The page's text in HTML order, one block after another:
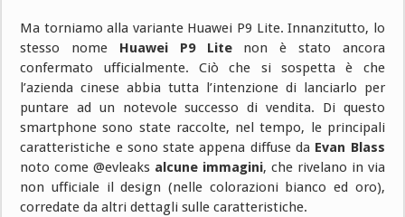
Ma torniamo alla variante Huawei P9 Lite. Innanzitutto, lo
stesso nome Huawei P9 Litenon è stato ancora
confermato ufficialmente. Ciò che si sospetta è che
l’azienda cinese abbia tutta l’intenzione di lanciarlo per
puntare ad un notevole successo di vendita. Di questo
smartphone sono state raccolte, nel tempo, le principali
caratteristiche e sono state appena diffuse da Evan Blass
noto come @evleaks alcune immagini, che rivelano in via
non ufficiale il design (nelle colorazioni bianco ed oro),
corredate da altri dettagli sulle caratteristiche.